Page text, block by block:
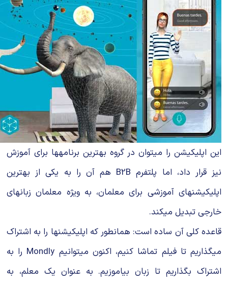
این اپلیکیشن را میتوان در گروه بهترین برنامهها برای آموزش
نیز قرار داد، اما پلتفرم B2B هم آن را به یکی از بهترین
اپلیکیشنهای آموزشی برای معلمان، به ویژه معلمان زبانهای
خارجی تبدیل میکند.
قاعده کلی آن ساده است: همانطور که اپلیکیشنها را به اشتراک
میگذاریم تا فیلم تماشا کنیم، اکنون میتوانیم Mondly را به
اشتراک بگذاریم تا زبان بیاموزیم. به عنوان یک معلم، به